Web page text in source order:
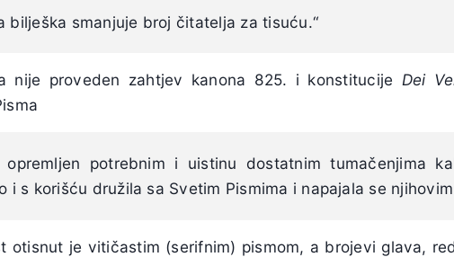
bilješka smanjuje broj čitatelja za tisuću.“
nije proveden zahtjev kanona 825. i konstitucije Dei
opremljen potrebnim i uistinu dostatnim tumačenjima
i s korišću družila sa Svetim Pismima i napajala se njihovim
otisnut je vitičastim (serifnim) pismom, a brojevi glava,